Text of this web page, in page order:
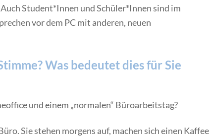
Student*Innen und Schüler*Innen sind im
vor dem PC mit anderen, neuen
Was bedeutet dies für Sie
und einem „normalen“ Büroarbeitstag?
Sie stehen morgens auf, machen sich einen Kaffee